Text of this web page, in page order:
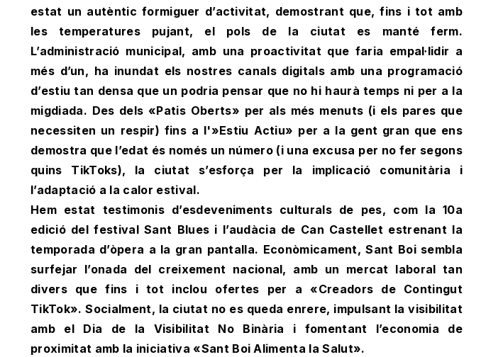
estat un autèntic formiguer d’activitat, demostrant que, fins i tot amb
les temperatures pujant, el pols de la ciutat es manté ferm.
L’administració municipal, amb una proactivitat que faria empal·lidir a
més d’un, ha inundat els nostres canals digitals amb una programació
d’estiu tan densa que un podria pensar que no hi haurà temps ni per a la
migdiada. Des dels «Patis Oberts» per als més menuts (i els pares que
necessiten un respir) fins a l'»Estiu Actiu» per a la gent gran que ens
demostra que l’edat és només un número (i una excusa per no fer segons
quins TikToks), la ciutat s’esforça per la implicació comunitària i
l’adaptació a la calor estival.
Hem estat testimonis d’esdeveniments culturals de pes, com la 10a
edició del festival Sant Blues i l’audàcia de Can Castellet estrenant la
temporada d’òpera a la gran pantalla. Econòmicament, Sant Boi sembla
surfejar l’onada del creixement nacional, amb un mercat laboral tan
divers que fins i tot inclou ofertes per a «Creadors de Contingut
TikTok». Socialment, la ciutat no es queda enrere, impulsant la visibilitat
amb el Dia de la Visibilitat No Binària i fomentant l’economia de
proximitat amb la iniciativa «Sant Boi Alimenta la Salut».